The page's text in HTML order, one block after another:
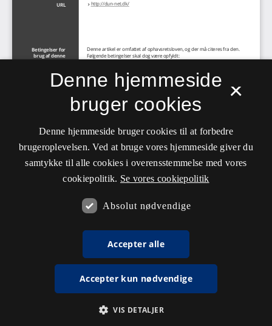
×
Denne hjemmeside
bruger cookies
Denne hjemmeside bruger cookies til at forbedre
brugeroplevelsen. Ved at bruge vores hjemmeside giver du
samtykke til alle cookies i overensstemmelse med vores
cookiepolitik. Se vores cookiepolitik
Absolut nødvendige
Accepter alle
Accepter kun nødvendige
VIS DETALJER